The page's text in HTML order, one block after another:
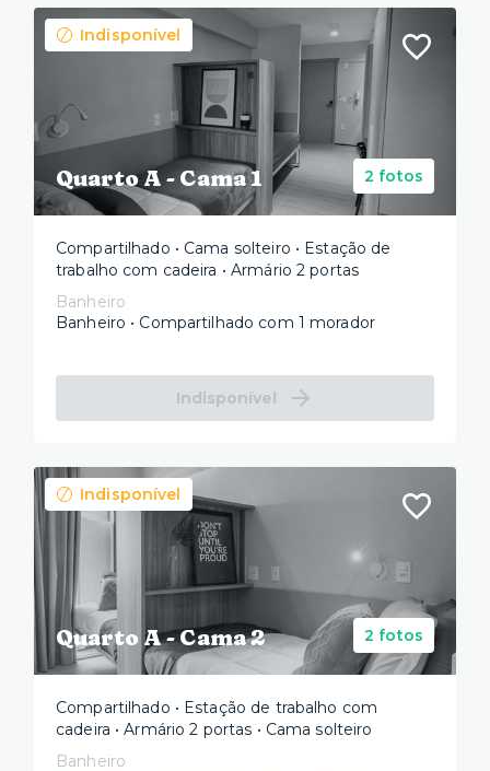
Indisponível
Quarto A - Cama 1 2 fotos
Compartilhado • Cama solteiro • Estação de
trabalho com cadeira • Armário 2 portas
Banheiro
Banheiro • Compartilhado com 1 morador
Indisponível
Indisponível
Quarto A - Cama 2 2 fotos
Compartilhado • Estação de trabalho com
cadeira • Armário 2 portas • Cama solteiro
Banheiro